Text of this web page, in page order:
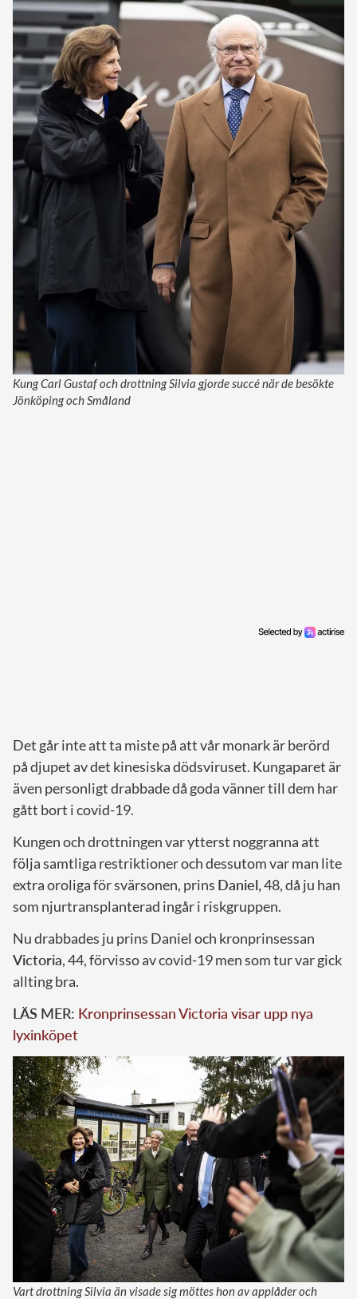
Kung Carl Gustaf och drottning Silvia gjorde succé när de besökte
Jönköping och Småland
Det går inte att ta miste på att vår monark är berörd
på djupet av det kinesiska dödsviruset. Kungaparet är
även personligt drabbade då goda vänner till dem har
gått bort i covid-19.
Kungen och drottningen var ytterst noggranna att
följa samtliga restriktioner och dessutom var man lite
extra oroliga för svärsonen, prins Daniel,48, då ju han
som njurtransplanterad ingår i riskgruppen.
Nu drabbades ju prins Daniel och kronprinsessan
Victoria, 44, förvisso av covid-19 men som tur var gick
allting bra.
LÄS MER: Kronprinsessan Victoria visar upp nya
lyxinköpet
Vart drottning Silvia än visade sig möttes hon av applåder och